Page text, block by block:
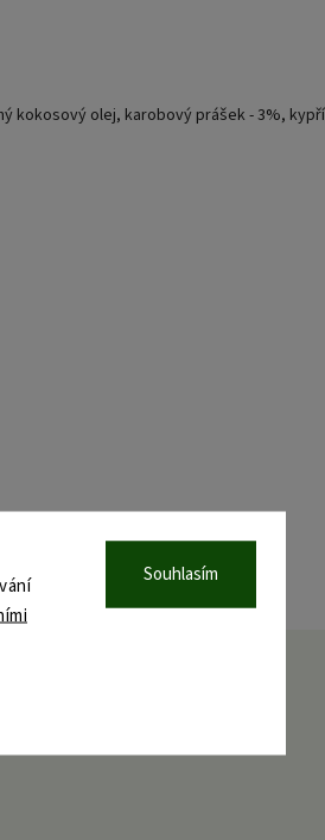
Souhlasím
kokosový olej, karobový prášek - 3%,